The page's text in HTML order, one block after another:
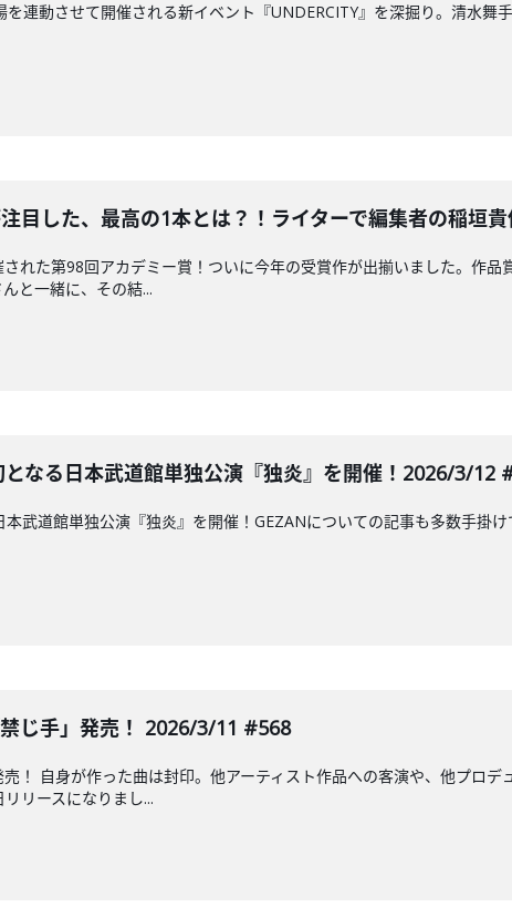
連動させて開催される新イベント『UNDERCITY』を深掘り。清水舞
目した、最高の1本とは？！ライターで編集者の稲垣
れた第98回アカデミー賞！ついに今年の受賞作が出揃いました。作
と一緒に、その結...
なる日本武道館単独公演『独炎』を開催！2026/3/12
武道館単独公演『独炎』を開催！GEZANについての記事も多数手掛
じ手」発売！ 2026/3/11 #568
！ 自身が作った曲は封印。他アーティスト作品への客演や、他プロ
リースになりまし...